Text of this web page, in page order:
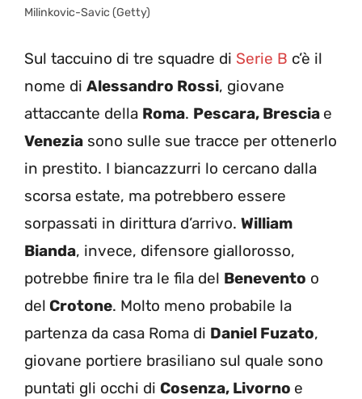
Milinkovic-Savic (Getty)
Sul taccuino di tre squadre di Serie B c’è il
nome di Alessandro Rossi, giovane
attaccante della Roma. Pescara, Brescia e
Venezia sono sulle sue tracce per ottenerlo
in prestito. I biancazzurri lo cercano dalla
scorsa estate, ma potrebbero essere
sorpassati in dirittura d’arrivo. William
Bianda, invece, difensore giallorosso,
potrebbe finire tra le fila del Benevento o
del Crotone. Molto meno probabile la
partenza da casa Roma di Daniel Fuzato,
giovane portiere brasiliano sul quale sono
puntati gli occhi di Cosenza, Livorno e